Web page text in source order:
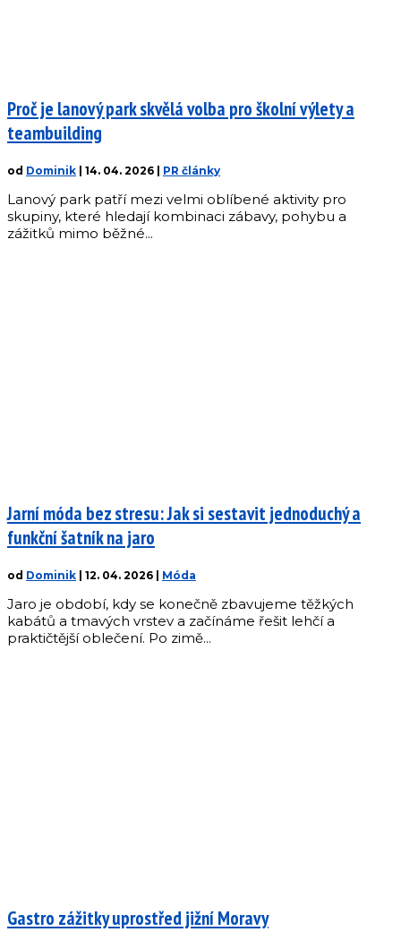
Proč je lanový park skvělá volba pro školní výlety a
teambuilding
od Dominik 14. 04. 2026 PR články
Lanový park patří mezi velmi oblíbené aktivity pro
skupiny, které hledají kombinaci zábavy, pohybu a
zážitků mimo běžné...
Jarní móda bez stresu: Jak si sestavit jednoduchý a
funkční šatník na jaro
od Dominik 12. 04. 2026 Móda
Jaro je období, kdy se konečně zbavujeme těžkých
kabátů a tmavých vrstev a začínáme řešit lehčí a
praktičtější oblečení. Po zimě...
Gastro zážitky uprostřed jižní Moravy